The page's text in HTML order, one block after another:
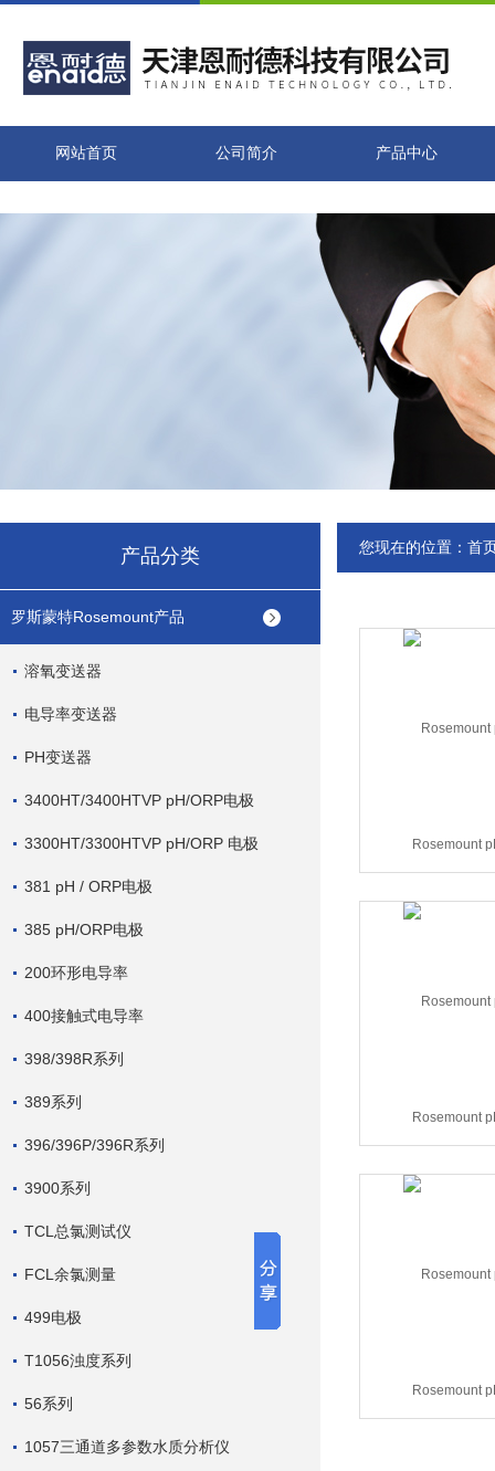
网站首页 公司简介 产品中心
产品分类
罗斯蒙特Rosemount产品
溶氧变送器
电导率变送器
PH变送器
3400HT/3400HTVP pH/ORP电极
3300HT/3300HTVP pH/ORP 电极
381 pH / ORP电极
385 pH/ORP电极
200环形电导率
400接触式电导率
398/398R系列
389系列
396/396P/396R系列
3900系列
TCL总氯测试仪
FCL余氯测量
499电极
T1056浊度系列
56系列
1057三通道多参数水质分析仪
您现在的位置： 首
Rosemount
Rosemount
Rosemount